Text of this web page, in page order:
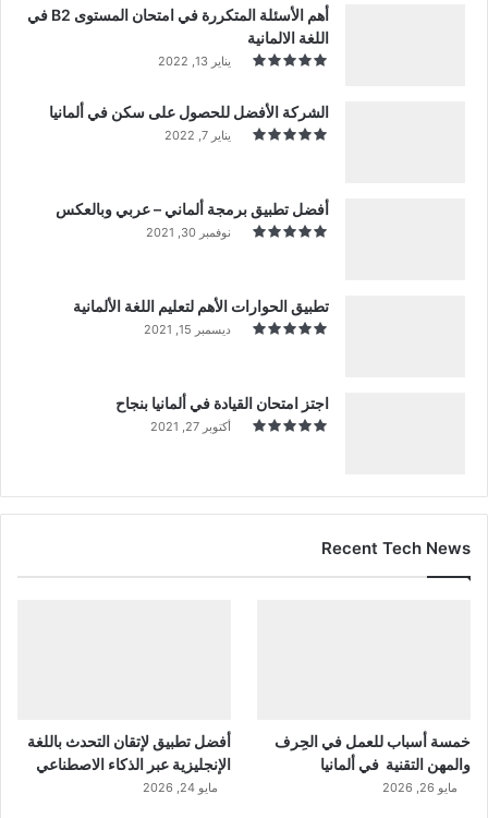
أهم الأسئلة المتكررة في امتحان المستوى B2 في
اللغة الالمانية
يناير 13, 2022
الشركة الأفضل للحصول على سكن في ألمانيا
يناير 7, 2022
أفضل تطبيق برمجة ألماني – عربي وبالعكس
نوفمبر 30, 2021
تطبيق الحوارات الأهم لتعليم اللغة الألمانية
ديسمبر 15, 2021
اجتز امتحان القيادة في ألمانيا بنجاح
أكتوبر 27, 2021
Recent Tech News
خمسة أسباب للعمل في الحِرف
والمهن التقنية في ألمانيا
مايو 26, 2026
أفضل تطبيق لإتقان التحدث باللغة
الإنجليزية عبر الذكاء الاصطناعي
مايو 24, 2026